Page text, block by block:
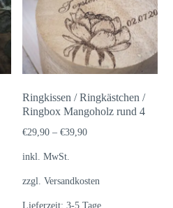
auf.
Die
Optionen
können
Ringkissen / Ringkästchen /
Ringbox Mangoholz rund 4
€29,90 –€39,90
inkl. MwSt.
zzgl.Versandkosten
Lieferzeit:3-5 Tage